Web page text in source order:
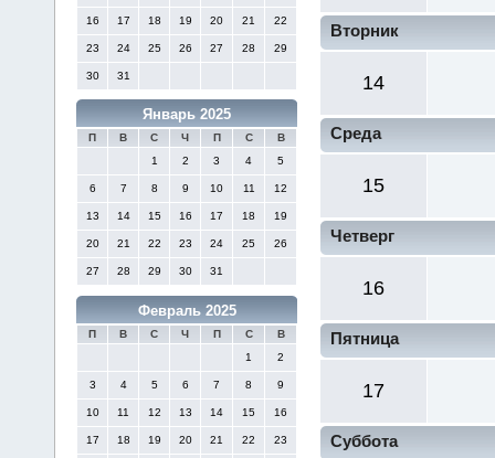
16 17 18 19 20 21 22
23 24 25 26 27 28 29
30 31
Январь 2025
П В С Ч П С
В
1
2 3 4 5
6 7 8 9 10 11 12
13 14 15 16 17 18 19
20 21 22 23 24 25 26
27 28 29 30 31
Февраль 2025
П В С Ч П С
В
1
2
3 4 5 6 7 8 9
10 11 12 13 14 15 16
17 18 19 20 21 22 23
Вторник
14
Среда
15
Четверг
16
Пятница
17
Суббота